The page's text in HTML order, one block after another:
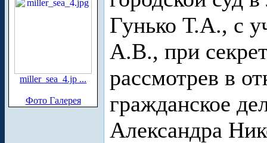
miller_sea_4.jp ...
Фото Галерея
Гунько Т.А., с
А.В., при
рассмотрев в
гражданское
Александра